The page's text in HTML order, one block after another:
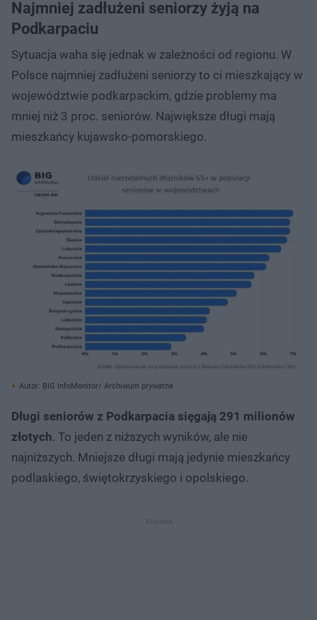
Najmniej zadłużeni seniorzy żyją na
Podkarpaciu
Sytuacja waha się jednak w zależności od regionu. W
Polsce najmniej zadłużeni seniorzy to ci mieszkający w
województwie podkarpackim, gdzie problemy ma
mniej niż 3 proc. seniorów. Największe długi mają
mieszkańcy kujawsko-pomorskiego.
Autor: BIG InfoMonitor/ Archiwum prywatne
Długi seniorów z Podkarpacia sięgają 291 milionów
złotych. To jeden z niższych wyników, ale nie
najniższych. Mniejsze długi mają jedynie mieszkańcy
podlaskiego, świętokrzyskiego i opolskiego.